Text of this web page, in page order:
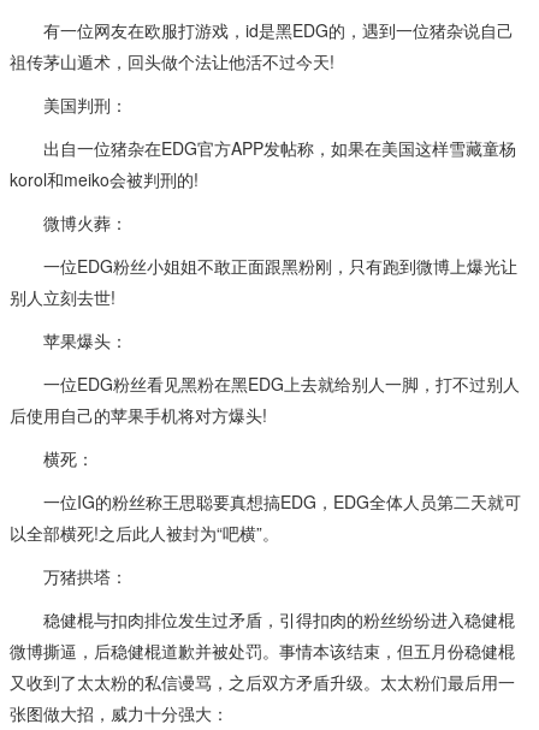
有一位网友在欧服打游戏，id是黑EDG的，遇到一位猪杂说自己
祖传茅山遁术，回头做个法让他活不过今天!
美国判刑：
出自一位猪杂在EDG官方APP发帖称，如果在美国这样雪藏童杨
korol和meiko会被判刑的!
微博火葬：
一位EDG粉丝小姐姐不敢正面跟黑粉刚，只有跑到微博上爆光让
别人立刻去世!
苹果爆头：
一位EDG粉丝看见黑粉在黑EDG上去就给别人一脚，打不过别人
后使用自己的苹果手机将对方爆头!
横死：
一位IG的粉丝称王思聪要真想搞EDG，EDG全体人员第二天就可
以全部横死!之后此人被封为“吧横”。
万猪拱塔：
稳健棍与扣肉排位发生过矛盾，引得扣肉的粉丝纷纷进入稳健棍
微博撕逼，后稳健棍道歉并被处罚。事情本该结束，但五月份稳健棍
又收到了太太粉的私信谩骂，之后双方矛盾升级。太太粉们最后用一
张图做大招，威力十分强大：